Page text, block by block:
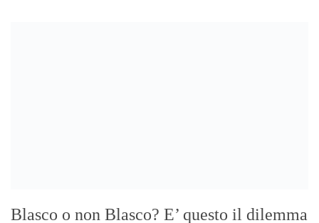
Blasco o non Blasco? E’ questo il dilemma